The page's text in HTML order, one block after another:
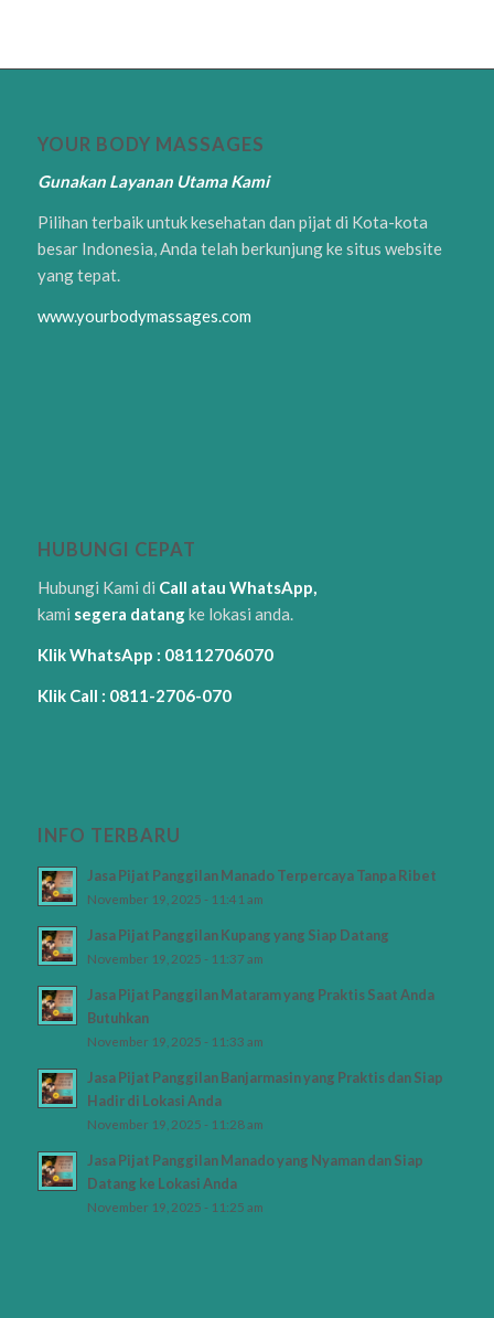
YOUR BODY MASSAGES
Gunakan Layanan Utama Kami
Pilihan terbaik untuk kesehatan dan pijat di Kota-kota
besar Indonesia, Anda telah berkunjung ke situs website
yang tepat.
www.yourbodymassages.com
HUBUNGI CEPAT
Hubungi Kami di Call atau WhatsApp,
kami segera datangke lokasi anda.
Klik WhatsApp : 08112706070
Klik Call : 0811-2706-070
INFO TERBARU
Jasa Pijat Panggilan Manado Terpercaya Tanpa Ribet
November 19, 2025 - 11:41 am
Jasa Pijat Panggilan Kupang yang Siap Datang
November 19, 2025 - 11:37 am
Jasa Pijat Panggilan Mataram yang Praktis Saat Anda
Butuhkan
November 19, 2025 - 11:33 am
Jasa Pijat Panggilan Banjarmasin yang Praktis dan Siap
Hadir di Lokasi Anda
November 19, 2025 - 11:28 am
Jasa Pijat Panggilan Manado yang Nyaman dan Siap
Datang ke Lokasi Anda
November 19, 2025 - 11:25 am